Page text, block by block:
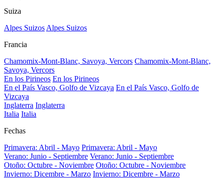
Suiza
Alpes SuizosAlpes Suizos
Francia
Chamomix-Mont-Blanc, Savoya, Vercors Chamomix-Mont-Blanc,
Savoya, Vercors
En los Pirineos En los Pirineos
En el País Vasco, Golfo de Vizcaya En el País Vasco, Golfo de
Vizcaya
Inglaterra Inglaterra
Italia Italia
Fechas
Primavera: Abril - Mayo Primavera: Abril - Mayo
Verano: Junio - Septiembre Verano: Junio - Septiembre
Otoño: Octubre - Noviembre Otoño: Octubre - Noviembre
Invierno: Dicembre - Marzo Invierno: Dicembre - Marzo